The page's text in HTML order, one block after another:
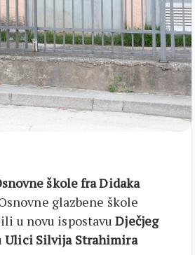
škole fra Didaka
glazbene škole
u novu ispostavuDječjeg
Ulici Silvija Strahimira